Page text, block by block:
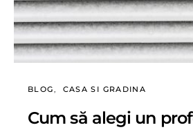
BLOG CASA SI GRADINA
Cum să alegi un